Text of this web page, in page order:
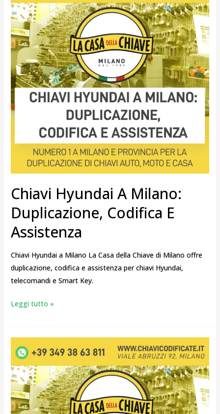
Chiavi Hyundai A Milano:
Duplicazione, Codifica E
Assistenza
Chiavi Hyundai a Milano La Casa della Chiave di Milano offre
duplicazione, codifica e assistenza per chiavi Hyundai,
telecomandi e Smart Key.
a
Milano:
Duplicazione,
Codifica
Assistenza
Leggi tutto »
Copia
Chiave
Telecomando
Auto
Hyundai